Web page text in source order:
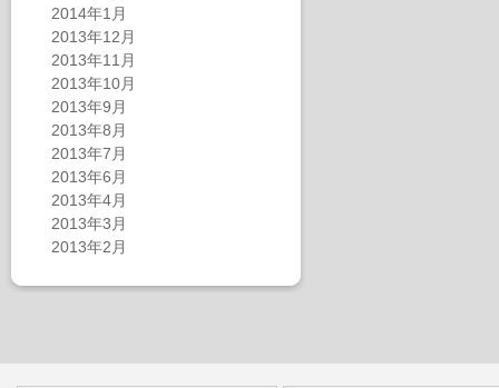
2014年1月
2013年12月
2013年11月
2013年10月
2013年9月
2013年8月
2013年7月
2013年6月
2013年4月
2013年3月
2013年2月